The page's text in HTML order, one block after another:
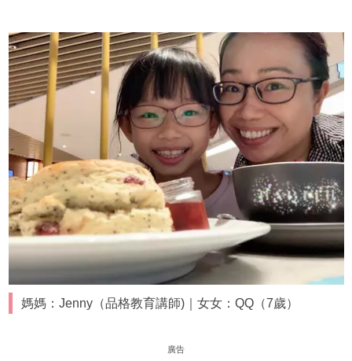
媽媽：Jenny（品格教育講師)｜女女：QQ（7歲）
廣告